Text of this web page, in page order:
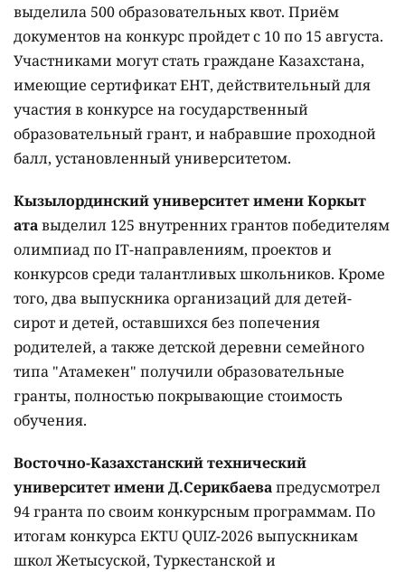
выделила 500 образовательных квот. Приём
документов на конкурс пройдет с 10 по 15 августа.
Участниками могут стать граждане Казахстана,
имеющие сертификат ЕНТ, действительный для
участия в конкурсе на государственный
образовательный грант, и набравшие проходной
балл, установленный университетом.
Кызылординский университет имени Коркыт
атавыделил 125 внутренних грантов победителям
олимпиад по IT-направлениям, проектов и
конкурсов среди талантливых школьников. Кроме
того, два выпускника организаций для детей-
сирот и детей, оставшихся без попечения
родителей, а также детской деревни семейного
типа "Атамекен" получили образовательные
гранты, полностью покрывающие стоимость
обучения.
Восточно-Казахстанский технический
университет имени Д.Серикбаевапредусмотрел
94 гранта по своим конкурсным программам. По
итогам конкурса EKTU QUIZ-2026 выпускникам
школ Жетысуской, Туркестанской и